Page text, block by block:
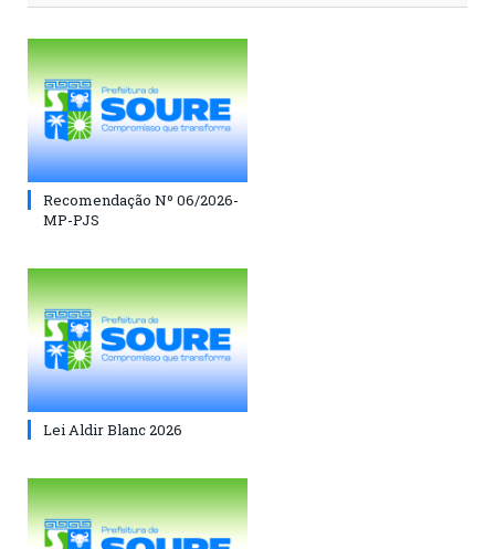
Recomendação Nº 06/2026-
MP-PJS
Lei Aldir Blanc 2026